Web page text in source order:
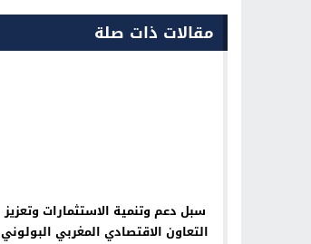
مقالات ذات صلة
سبل دعم وتنمية الاستثمارات وتعزيز
التعاون الاقتصادي المغربي البولوني